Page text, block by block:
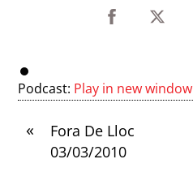
Podcast: Play in new window
«
Fora De Lloc
03/03/2010